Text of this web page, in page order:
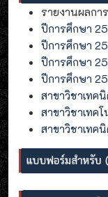
รายงานผลกา
ปีการศึกษา
ปีการศึกษา
ปีการศึกษา
ปีการศึกษา
สาขาวิชาเทค
สาขาวิชาเทค
สาขาวิชาเทค